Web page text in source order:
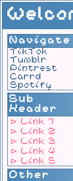
Navigate
TikTok
Tumblr
Pintrest
Carrd
Spotify
Sub
Header
⊳ Link 1
⊳ Link 2
⊳ Link 3
⊳ Link 4
⊳ Link 5
Other